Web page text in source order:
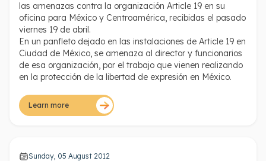
las amenazas contra la organización Article 19 en su
oficina para México y Centroamérica, recibidas el pasado
viernes 19 de abril.
En un panfleto dejado en las instalaciones de Article 19 en
Ciudad de México, se amenaza al director y funcionarios
de esa organización, por el trabajo que vienen realizando
en la protección de la libertad de expresión en México.
Learn more
Sunday, 05 August 2012